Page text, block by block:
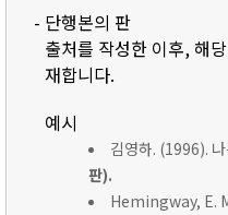
- 단행본의 판
출처를 작성한 이후, 해
재합니다.
예시
김영하. (1996).
판).
Hemingway, E.